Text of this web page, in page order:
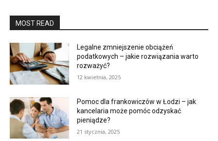
MOST READ
Legalne zmniejszenie obciążeń
podatkowych – jakie rozwiązania warto
rozważyć?
12 kwietnia, 2025
Pomoc dla frankowiczów w Łodzi – jak
kancelaria może pomóc odzyskać
pieniądze?
21 stycznia, 2025